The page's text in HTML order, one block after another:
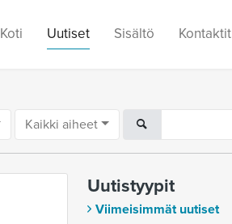
Koti Uutiset Sisältö Kontaktit
Kaikki aiheet
Uutistyypit
Viimeisimmät uutiset